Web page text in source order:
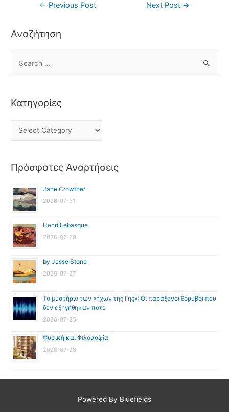
← Previous Post Next Post →
Αναζήτηση
Κατηγορίες
Πρόσφατες Αναρτήσεις
Jane Crowther
2026-07-31
Henri Lebasque
2026-07-29
by Jesse Stone
2026-07-27
Το μυστήριο των «ήχων της Γης»: Οι παράξενοι θόρυβοι που
δεν εξηγήθηκαν ποτέ
2026-07-25
Φυσική και Φιλοσοφία
2026-07-23
Powered By Bluefields